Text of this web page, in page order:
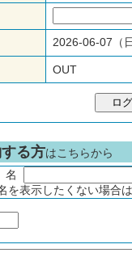
2026-06-07
OUT
る方はこちらから
表示したくない場合